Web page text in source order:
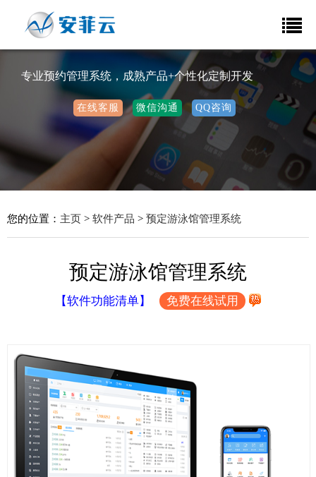
专业预约管理系统，成熟产品+个性化定制开发
在线客服 微信沟通 QQ咨询
您的位置： 主页 > 软件产品 > 预定游泳馆管理系统
预定游泳馆管理系统
【软件功能清单】 免费在线试用